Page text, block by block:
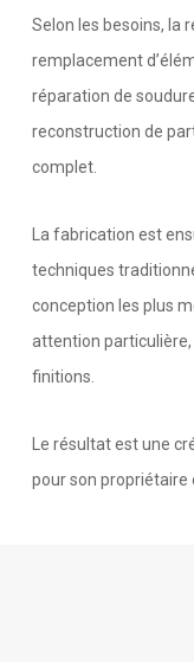
Selon les besoins, la
remplacement
réparation de
reconstruction de
complet.
La fabrication est
techniques
conception les plus
attention particulière,
finitions.
Le résultat est une
pour son propriétaire